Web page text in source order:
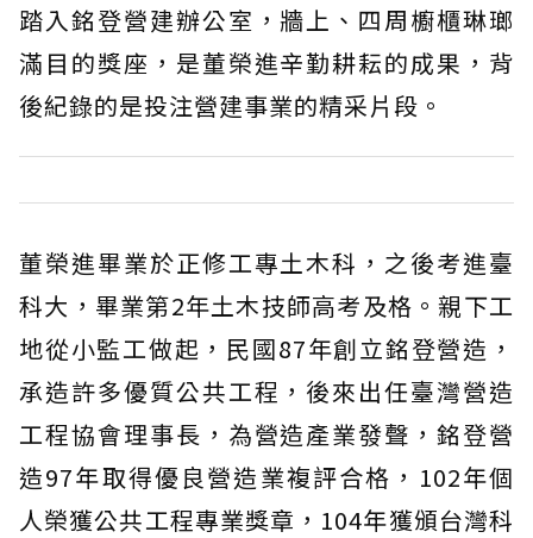
踏入銘登營建辦公室，牆上、四周櫥櫃琳瑯
滿目的獎座，是董榮進辛勤耕耘的成果，背
後紀錄的是投注營建事業的精采片段。
董榮進畢業於正修工專土木科，之後考進臺
科大，畢業第2年土木技師高考及格。親下工
地從小監工做起，民國87年創立銘登營造，
承造許多優質公共工程，後來出任臺灣營造
工程協會理事長，為營造產業發聲，銘登營
造97年取得優良營造業複評合格，102年個
人榮獲公共工程專業獎章，104年獲頒台灣科